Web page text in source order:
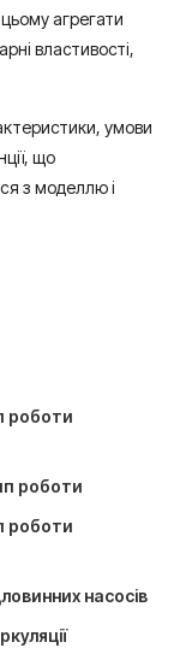
агрегати
властивості,
умови
що
з моделлю і
роботи
роботи
роботи
насосів